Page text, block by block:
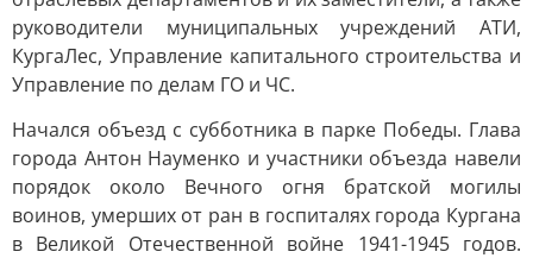
руководители муниципальных учреждений АТИ,
КургаЛес, Управление капитального строительства и
Управление по делам ГО и ЧС.
Начался объезд с субботника в парке Победы. Глава
города Антон Науменко и участники объезда навели
порядок около Вечного огня братской могилы
воинов, умерших от ран в госпиталях города Кургана
в Великой Отечественной войне 1941-1945 годов.